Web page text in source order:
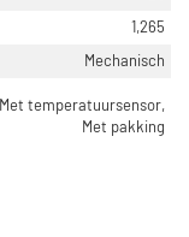
1,265
Mechanisch
Met temperatuursensor,
Met pakking